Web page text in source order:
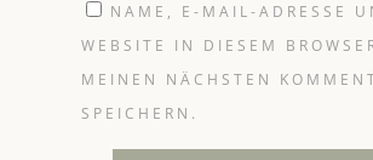
NAME, E-MAIL-ADRESSE
WEBSITE IN DIESEM
MEINEN NÄCHSTEN
SPEICHERN.